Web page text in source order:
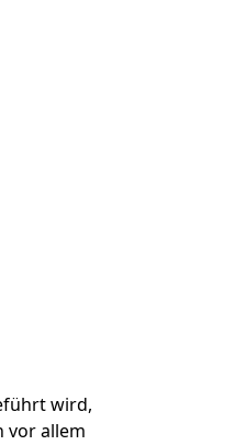
wird,
vor allem